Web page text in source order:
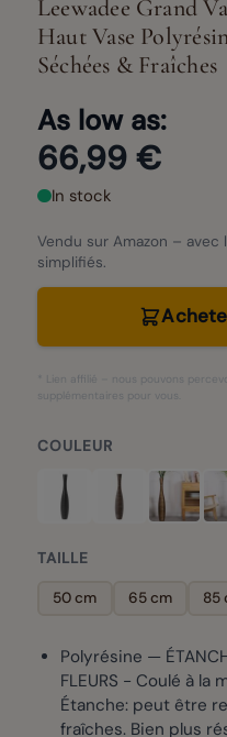
Leewadee Grand
Haut Vase
Séchées & Fraîches
As low as:
66,99 €
In stock
Vendu sur Amazon –
simplifiés.
* Lien affilié – nous pouvons
supplémentaires pour vous.
COULEUR
TAILLE
50 cm 65 cm 85
Polyrésine —
FLEURS - Coulé à
Étanche: peut être
fraîches. Bien plus